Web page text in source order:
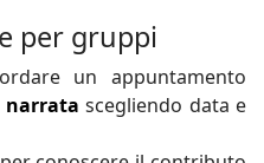
per gruppi
un appuntamento
narrata scegliendo data e